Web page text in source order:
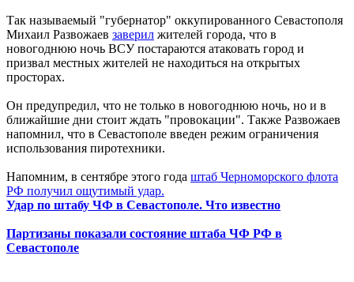
Так называемый "губернатор" оккупированного Севастополя
Михаил Развожаев заверил жителей города, что в
новогоднюю ночь ВСУ постараются атаковать город и
призвал местных жителей не находиться на открытых
просторах.
Он предупредил, что не только в новогоднюю ночь, но и в
ближайшие дни стоит ждать "провокации". Также Развожаев
напомнил, что в Севастополе введен режим ограничения
использования пиротехники.
Напомним, в сентябре этого года штаб Черноморского флота
РФ получил ощутимый удар.
Удар по штабу ЧФ в Севастополе. Что известно
Партизаны показали состояние штаба ЧФ РФ в
Севастополе